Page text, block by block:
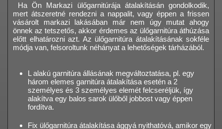
Ha Ön Markazi ülőgarnitúrája átalakításán gondolkodik,
mert átszeretné rendezni a nappalit, vagy éppen a frissen
vásárolt markazi lakásában már nem úgy mutat ahogy
önnek az tetszetős, akkor érdemes az ülőgarnitúra áthúzása
előtt elhatározni azt. Az ülőgarnitúra átalakításának sokféle
módja van, felsoroltunk néhányat a lehetőségek tárházából.
L alakú garnitúra állásának megváltoztatása, pl. egy
három elemes garnitúra átalakítása esetén a 2
személyes és 3 személyes elemét felcseréljük, így
alakítva egy balos sarok ülőből jobbost vagy éppen
fordítva.
Fix ülőgarnitúra átalakítása ággyá nyithatóvá, amikor egy